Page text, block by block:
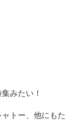
みたい！
トー、他にもた